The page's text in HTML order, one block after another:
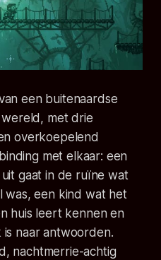
een buitenaardse
wereld, met drie
overkoepelend
met elkaar: een
gaat in de ruïne wat
was, een kind wat het
huis leert kennen en
naar antwoorden.
nachtmerrie-achtig